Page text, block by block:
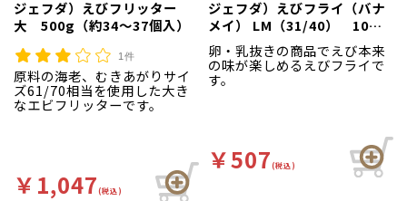
ジェフダ）えびフリッター
大 500g（約34～37個入）
1件
原料の海老、むきあがりサイ
ズ61/70相当を使用した大き
なエビフリッターです。
￥1,047(税込)
ジェフダ）えびフライ（バナ
メイ） LM（31/40） 10尾
入
卵・乳抜きの商品でえび本来
の味が楽しめるえびフライで
す。
￥507(税込)